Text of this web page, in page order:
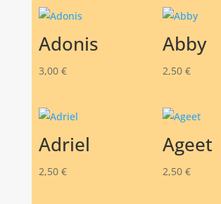
Adonis
3,00 €
Abby
2,50 €
Adriel
2,50 €
Ageet
2,50 €